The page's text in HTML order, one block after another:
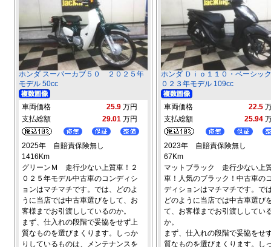
ホンダ スーパーカブ５０ ２０２５年
モデル 50cc
車両価格 25.9 万円
支払総額
29.01 万円
2025年 自賠責保険無し
1416Km
グリーンＭ 走行少ない上質車！２
０２５年モデル中古車のコンディシ
ョンはマチマチです。では、どのよ
うに当店では中古車選びをして、お
客様までお引渡ししているのか。
まず、仕入れの段階で妥協をせず上
質なものを選びまくります。しっか
りしているものは、メンテナンスを
ホンダ Ｄｉｏ１１０・ベーシッ
０２３年モデル 109cc
車両価格 22.5
支払総額
25.94
2023年 自賠責保険無し
67Km
マットブラック 走行少ない上
車！人気のブラック！中古車の
ディションはマチマチです。で
どのように当店では中古車選び
て、お客様までお引渡ししてい
か。
まず、仕入れの段階で妥協をせ
質なものを選びまくります。し